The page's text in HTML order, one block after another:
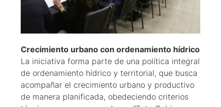
Crecimiento urbano con ordenamiento hídrico
La iniciativa forma parte de una política integral
de ordenamiento hídrico y territorial, que busca
acompañar el crecimiento urbano y productivo
de manera planificada, obedeciendo criterios